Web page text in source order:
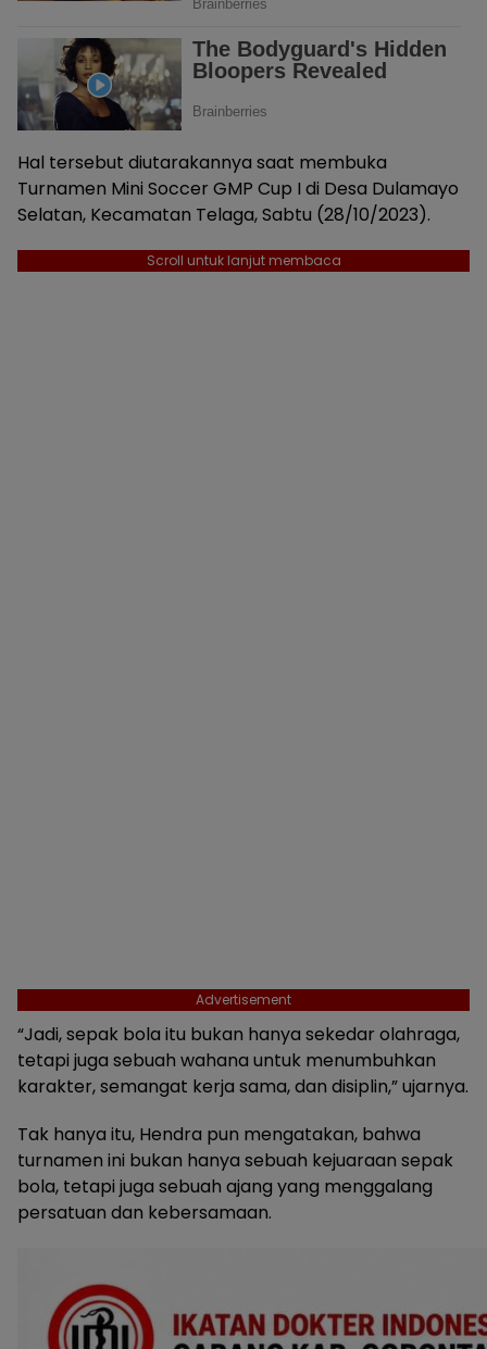
Hal tersebut diutarakannya saat membuka
Turnamen Mini Soccer GMP Cup I di Desa Dulamayo
Selatan, Kecamatan Telaga, Sabtu (28/10/2023).
Scroll untuk lanjut membaca
Advertisement
“Jadi, sepak bola itu bukan hanya sekedar olahraga,
tetapi juga sebuah wahana untuk menumbuhkan
karakter, semangat kerja sama, dan disiplin,” ujarnya.
Tak hanya itu, Hendra pun mengatakan, bahwa
turnamen ini bukan hanya sebuah kejuaraan sepak
bola, tetapi juga sebuah ajang yang menggalang
persatuan dan kebersamaan.